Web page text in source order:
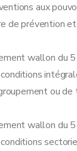
aux
de prévention
wallon du
ou de
wallon du